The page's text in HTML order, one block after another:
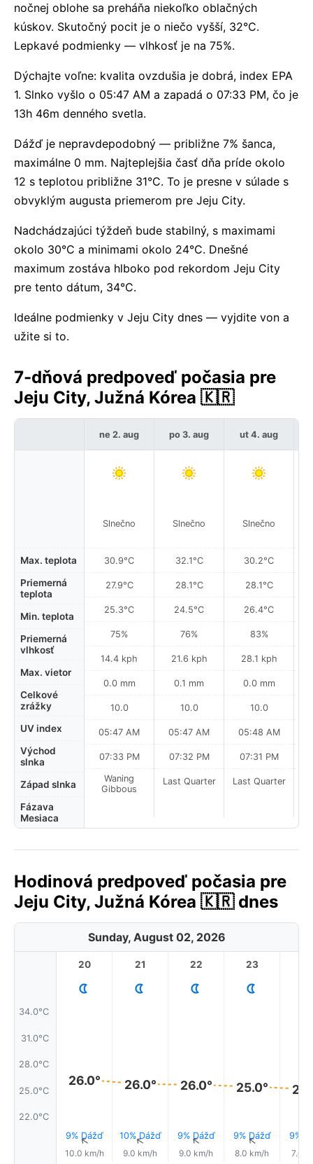
nočnej oblohe sa preháňa niekoľko oblačných
kúskov. Skutočný pocit je o niečo vyšší, 32°C.
Lepkavé podmienky — vlhkosť je na 75%.
Dýchajte voľne: kvalita ovzdušia je dobrá, index EPA
1. Slnko vyšlo o 05:47 AM a zapadá o 07:33 PM, čo je
13h 46m denného svetla.
Dážď je nepravdepodobný — približne 7% šanca,
maximálne 0 mm. Najteplejšia časť dňa príde okolo
12 s teplotou približne 31°C. To je presne v súlade s
obvyklým augusta priemerom pre Jeju City.
Nadchádzajúci týždeň bude stabilný, s maximami
okolo 30°C a minimami okolo 24°C. Dnešné
maximum zostáva hlboko pod rekordom Jeju City
pre tento dátum, 34°C.
Ideálne podmienky v Jeju City dnes — vyjdite von a
užite si to.
7-dňová predpoveď počasia pre
Jeju City, Južná Kórea 🇰🇷
Max. teplota
Priemerná
teplota
Min. teplota
Priemerná
vlhkosť
Max. vietor
Celkové
zrážky
UV index
Východ
slnka
Západ slnka
Fázava
Mesiaca
ne 2. aug
Slnečno
30.9°C
27.9°C
25.3°C
75%
14.4 kph
0.0 mm
10.0
05:47 AM
07:33 PM
Waning
Gibbous
po 3. aug
Slnečno
32.1°C
28.1°C
24.5°C
76%
21.6 kph
0.1 mm
10.0
05:47 AM
07:32 PM
Last Quarter
ut 4. aug
Slnečno
30.2°C
28.1°C
26.4°C
83%
28.1 kph
0.0 mm
10.0
05:48 AM
07:31 PM
Last Quarter
Hodinová predpoveď počasia pre
Jeju City, Južná Kórea 🇰🇷 dnes
Sunday, August 02, 2026
34.0°C
31.0°C
28.0°C
25.0°C
22.0°C
20
26.0°
9% Dážď
↑
10.0 km/h
21
26.0°
10% Dážď
↑
9.0 km/h
22
26.0°
9% Dážď
↑
9.0 km/h
23
25.0°
9% Dážď
↑
8.0 km/h
9%
7.0